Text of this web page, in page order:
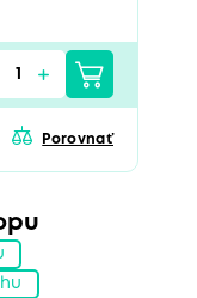
Porovnať